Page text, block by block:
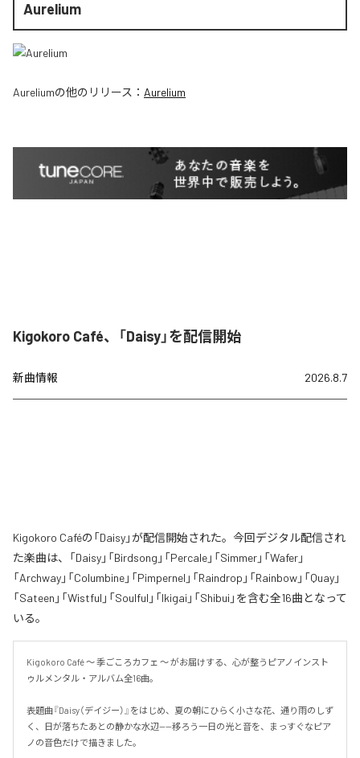
Aurelium
Aureliumの他のリリース： Aurelium
Kigokoro Café、「Daisy」を配信開始
新曲情報 2026.8.7
Kigokoro Caféの「Daisy」が配信開始された。今回デジタル配信され
た楽曲は、「Daisy」「Birdsong」「Percale」「Simmer」「Wafer」
「Archway」「Columbine」「Pimpernel」「Raindrop」「Rainbow」「Quay」
「Sateen」「Wistful」「Soulful」「Ikigai」「Shibui」を含む全16曲となって
いる。
Kigokoro Café 〜 季ごころカフェ 〜 がお届けする、心が整うピアノインスト
ゥルメンタル・アルバム全16曲。
表題曲『Daisy（デイジー）』をはじめ、夏の朝にひらく小さな花、通り雨のしず
く、日が落ちたあとの静かな水辺——移ろう一日の光と音を、まっすぐなピア
ノの音色だけで描きました。